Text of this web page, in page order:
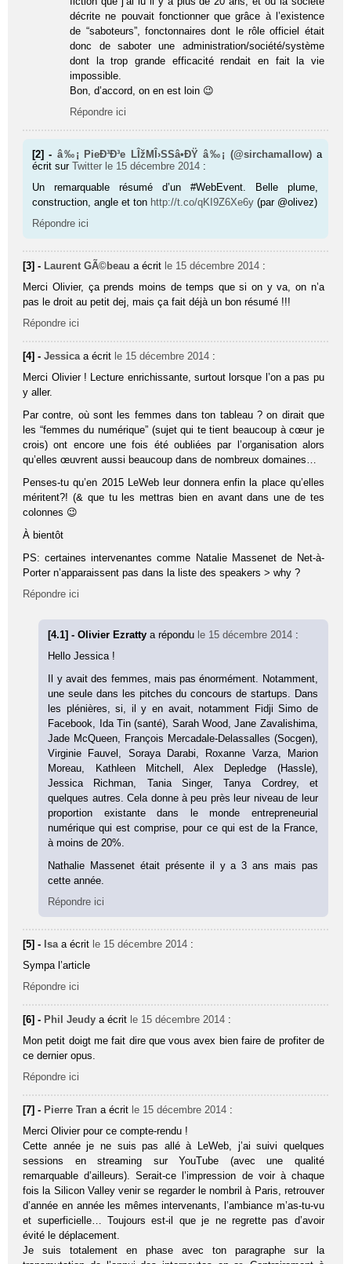
décrite ne pouvait fonctionner que grâce à l’existence
de “saboteurs”, fonctonnaires dont le rôle officiel était
donc de saboter une administration/société/système
dont la trop grande efficacité rendait en fait la vie
impossible.
Bon, d’accord, on en est loin 😉
Répondre ici
[2] - â‰¡ PieÐ³Ð³e LÎžMÎ›SSâ­•ÐŸ â‰¡ (@sirchamallow) a
écrit surTwitter le 15 décembre 2014 :
Un remarquable résumé d’un #WebEvent. Belle plume,
construction, angle et ton http://t.co/qKI9Z6Xe6y (par @olivez)
Répondre ici
[3] - Laurent GÃ©beau a écrit le 15 décembre 2014 :
Merci Olivier, ça prends moins de temps que si on y va, on n’a
pas le droit au petit dej, mais ça fait déjà un bon résumé !!!
Répondre ici
[4] -Jessica a écrit le 15 décembre 2014 :
Merci Olivier ! Lecture enrichissante, surtout lorsque l’on a pas pu
y aller.
Par contre, où sont les femmes dans ton tableau ? on dirait que
les “femmes du numérique” (sujet qui te tient beaucoup à cœur je
crois) ont encore une fois été oubliées par l’organisation alors
qu’elles œuvrent aussi beaucoup dans de nombreux domaines…
Penses-tu qu’en 2015 LeWeb leur donnera enfin la place qu’elles
méritent?! (& que tu les mettras bien en avant dans une de tes
colonnes 😉
À bientôt
PS: certaines intervenantes comme Natalie Massenet de Net-à-
Porter n’apparaissent pas dans la liste des speakers > why ?
Répondre ici
[4.1] - Olivier Ezrattya répondu le 15 décembre 2014 :
Hello Jessica !
Il y avait des femmes, mais pas énormément. Notamment,
une seule dans les pitches du concours de startups. Dans
les plénières, si, il y en avait, notamment Fidji Simo de
Facebook, Ida Tin (santé), Sarah Wood, Jane Zavalishima,
Jade McQueen, François Mercadale-Delassalles (Socgen),
Virginie Fauvel, Soraya Darabi, Roxanne Varza, Marion
Moreau, Kathleen Mitchell, Alex Depledge (Hassle),
Jessica Richman, Tania Singer, Tanya Cordrey, et
quelques autres. Cela donne à peu près leur niveau de leur
proportion existante dans le monde entrepreneurial
numérique qui est comprise, pour ce qui est de la France,
à moins de 20%.
Nathalie Massenet était présente il y a 3 ans mais pas
cette année.
Répondre ici
[5] - Isa a écrit le 15 décembre 2014 :
Sympa l’article
Répondre ici
[6] - Phil Jeudy a écrit le 15 décembre 2014 :
Mon petit doigt me fait dire que vous avex bien faire de profiter de
ce dernier opus.
Répondre ici
[7] - Pierre Tran a écrit le 15 décembre 2014 :
Merci Olivier pour ce compte-rendu !
Cette année je ne suis pas allé à LeWeb, j’ai suivi quelques
sessions en streaming sur YouTube (avec une qualité
remarquable d’ailleurs). Serait-ce l’impression de voir à chaque
fois la Silicon Valley venir se regarder le nombril à Paris, retrouver
d’année en année les mêmes intervenants, l’ambiance m’as-tu-vu
et superficielle… Toujours est-il que je ne regrette pas d’avoir
évité le déplacement.
Je suis totalement en phase avec ton paragraphe sur la